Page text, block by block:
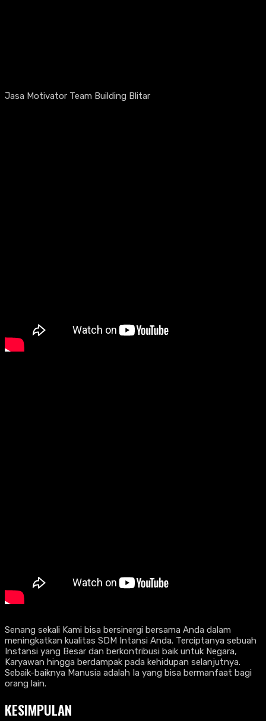
Jasa Motivator Team Building Blitar
Senang sekali Kami bisa bersinergi bersama Anda dalam
meningkatkan kualitas SDM Intansi Anda. Terciptanya sebuah
Instansi yang Besar dan berkontribusi baik untuk Negara,
Karyawan hingga berdampak pada kehidupan selanjutnya.
Sebaik-baiknya Manusia adalah Ia yang bisa bermanfaat bagi
orang lain.
KESIMPULAN